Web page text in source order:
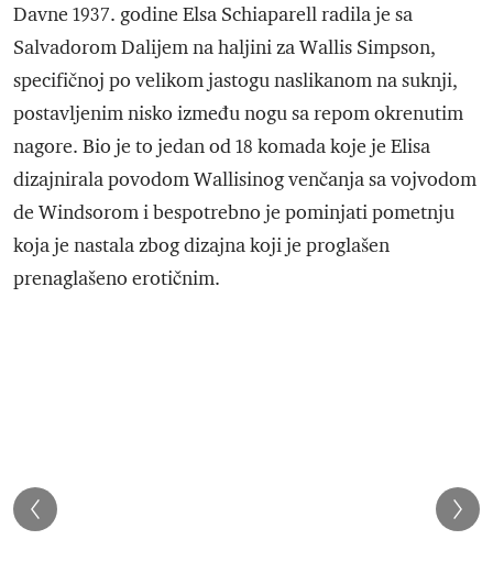
Davne 1937. godine Elsa Schiaparell radila je sa
Salvadorom Dalijem na haljini za Wallis Simpson,
specifičnoj po velikom jastogu naslikanom na suknji,
postavljenim nisko između nogu sa repom okrenutim
nagore. Bio je to jedan od 18 komada koje je Elisa
dizajnirala povodom Wallisinog venčanja sa vojvodom
de Windsorom i bespotrebno je pominjati pometnju
koja je nastala zbog dizajna koji je proglašen
prenaglašeno erotičnim.